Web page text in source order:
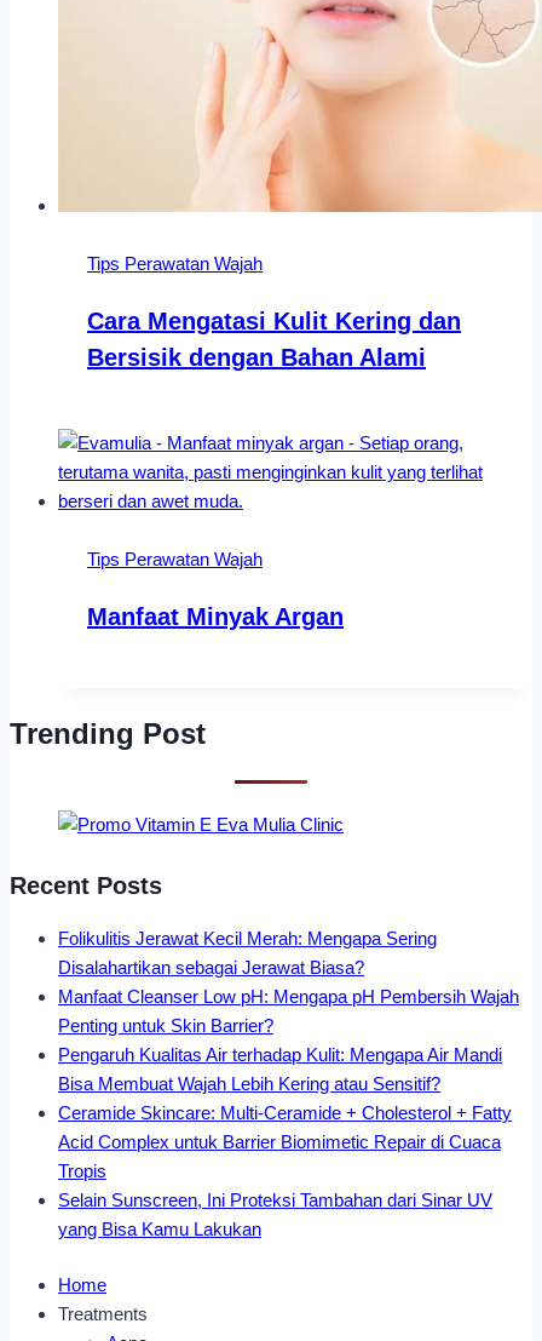
Tips Perawatan Wajah
Cara Mengatasi Kulit Kering dan
Bersisik dengan Bahan Alami
Tips Perawatan Wajah
Manfaat Minyak Argan
Trending Post
Recent Posts
Folikulitis Jerawat Kecil Merah: Mengapa Sering
Disalahartikan sebagai Jerawat Biasa?
Manfaat Cleanser Low pH: Mengapa pH Pembersih Wajah
Penting untuk Skin Barrier?
Pengaruh Kualitas Air terhadap Kulit: Mengapa Air Mandi
Bisa Membuat Wajah Lebih Kering atau Sensitif?
Ceramide Skincare: Multi-Ceramide + Cholesterol + Fatty
Acid Complex untuk Barrier Biomimetic Repair di Cuaca
Tropis
Selain Sunscreen, Ini Proteksi Tambahan dari Sinar UV
yang Bisa Kamu Lakukan
Home
Treatments